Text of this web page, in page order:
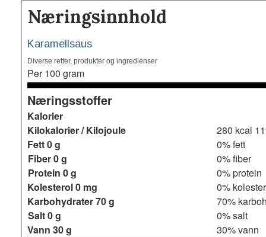
Næringsinnhold
Karamellsaus
Diverse retter, produkter og ingredienser
Per 100 gram
Næringsstoffer
Kalorier
Kilokalorier / Kilojoule
280 kcal
Fett0 g
0% fett
Fiber0 g
0% fiber
Protein 0 g
0% protein
Kolesterol0 mg
0%
Karbohydrater70 g
70%
Salt0 g
0% salt
Vann 30 g 30% vann